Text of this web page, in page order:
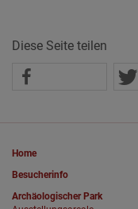
Diese Seite teilen
Home
Besucherinfo
Archäologischer Park